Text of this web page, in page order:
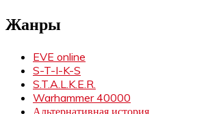
Жанры
EVE online
S-T-I-K-S
S.T.A.L.K.E.R.
Warhammer 40000